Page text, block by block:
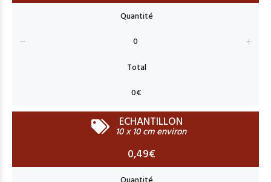
ECHANTILLON
10 x 10 cm environ
0,49€